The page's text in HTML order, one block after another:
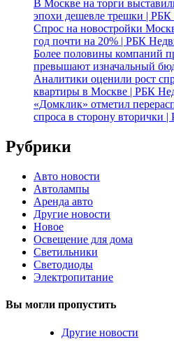
В Москве на торги
эпохи дешевле трешки |
Спрос на новостройки
год почти на 20% | РБК
Более половины компаний
превышают изначальный
Аналитики оценили рост
квартиры в Москве | РБК
«Домклик» отметил
спроса в сторону вторички
Рубрики
Авто новости
Автолампы
Аренда авто
Другие новости
Новое
Освещение для дома
Светильники
Светодиоды
Электропитание
Вы могли пропустить
Другие новости